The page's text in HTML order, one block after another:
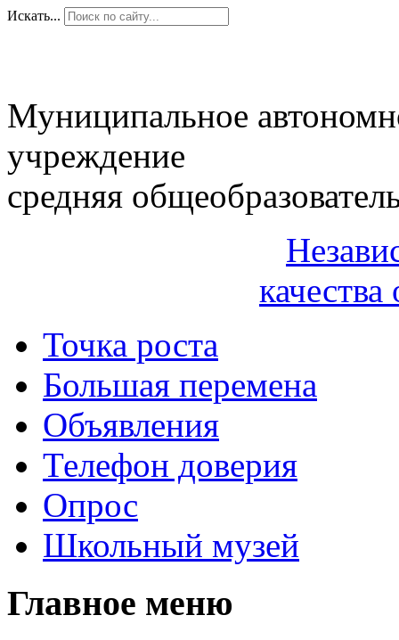
Искать...
Муниципальное
учреждение
средняя
качества
Точка роста
Большая перемена
Объявления
Телефон доверия
Опрос
Школьный музей
Главное меню